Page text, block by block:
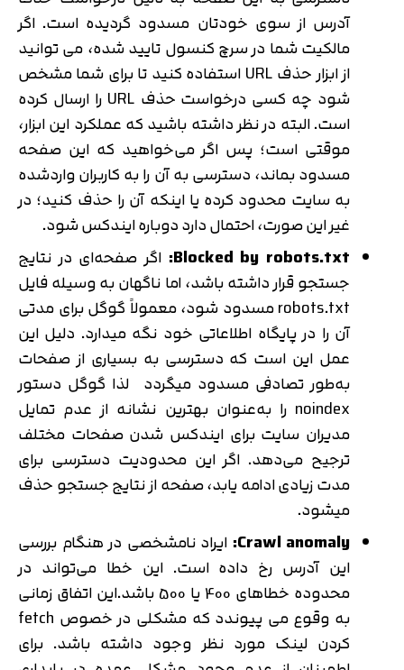
آدرس از سوی خودتان مسدود گردیده است. اگر
مالکیت شما در سرچ کنسول تایید شده، می توانید
از ابزار حذف URL استفاده کنید تا برای شما مشخص
شود چه کسی درخواست حذف URL را ارسال کرده
است. البته در نظر داشته باشید که عملکرد این ابزار،
موقتی است؛ پس اگر می‌خواهید که این صفحه
مسدود بماند، دسترسی به آن را به کاربران واردشده
به سایت محدود کرده یا اینکه آن را حذف کنید؛ در
غیر این صورت، احتمال دارد دوباره ایندکس شود.
Blocked by robots.txt: اگر صفحه‌ای در نتایج
جستجو قرار داشته باشد، اما ناگهان به ‌وسیله فایل
robots.txt مسدود شود، معمولاً گوگل برای مدتی
آن را در پایگاه اطلاعاتی خود نگه میدارد. دلیل این
عمل این است که دسترسی به بسیاری از صفحات
به‌طور تصادفی مسدود میگردد لذا گوگل دستور
noindex را به‌عنوان بهترین نشانه از عدم تمایل
مدیران سایت برای ایندکس شدن صفحات مختلف
ترجیح می‌دهد. اگر این محدودیت دسترسی برای
مدت زیادی ادامه یابد، صفحه از نتایج جستجو حذف
میشود.
Crawl anomaly: ایراد نامشخصی در هنگام بررسی
این آدرس رخ داده است. این خطا می‌تواند در
محدوده خطاهای 400 یا 500 باشد.این اتفاق زمانی
به وقوع می پیوندد که مشکلی در خصوص fetch
کردن لینک مورد نظر وجود داشته باشد. برای